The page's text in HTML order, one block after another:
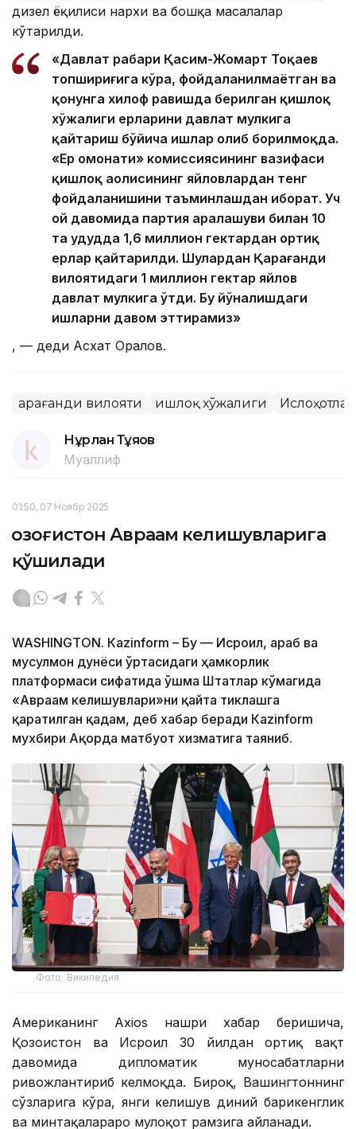
дизел ёқилғиси нархи ва бошқа масалалар
кўтарилди.
«Давлат раҳбари Қасим-Жомарт Тоқаев
топшириғига кўра, фойдаланилмаётган ва
қонунга хилоф равишда берилган қишлоқ
хўжалиги ерларини давлат мулкига
қайтариш бўйича ишлар олиб борилмоқда.
«Ер омонати» комиссиясининг вазифаси
қишлоқ аҳолисининг яйловлардан тенг
фойдаланишини таъминлашдан иборат. Уч
ой давомида партия аралашуви билан 10
та ҳудудда 1,6 миллион гектардан ортиқ
ерлар қайтарилди. Шулардан Қарағанди
вилоятидаги 1 миллион гектар яйлов
давлат мулкига ўтди. Бу йўналишдаги
ишларни давом эттирамиз»
, — деди Асхат Оралов.
Қарағанди вилояти Қишлоқ хўжалиги Ислоҳотлар
Нұрлан Тұяқов
Муаллиф
01:50, 07 Ноябр 2025
Қозоғистон Авраам келишувларига
қўшилади
WASHINGTON. Кazinform – Бу — Исроил, араб ва
мусулмон дунёси ўртасидаги ҳамкорлик
платформаси сифатида Қўшма Штатлар кўмагида
«Авраам келишувлари»ни қайта тиклашга
қаратилган қадам, деб хабар беради Кazinform
мухбири Ақорда матбуот хизматига таяниб.
Фото: Википедия
Американинг Аxios нашри хабар беришича,
Қозоғистон ва Исроил 30 йилдан ортиқ вақт
давомида дипломатик муносабатларни
ривожлантириб келмоқда. Бироқ, Вашингтоннинг
сўзларига кўра, янги келишув диний бағрикенглик
ва минтақалараро мулоқот рамзига айланади.